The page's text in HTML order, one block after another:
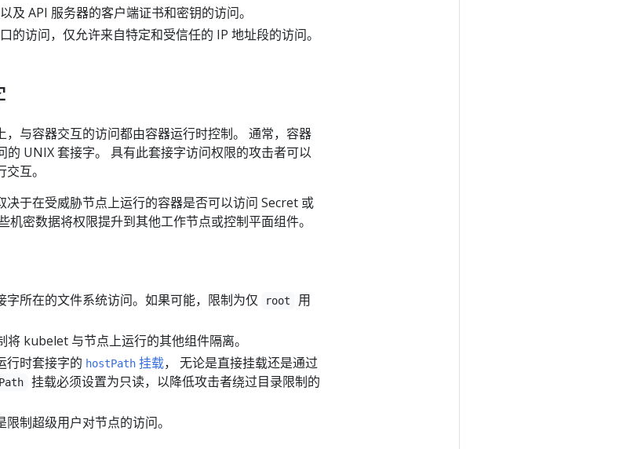
及 API 服务器的客户端证书和密钥的访问。
的访问，仅允许来自特定和受信任的 IP 地址段的访问。
与容器交互的访问都由容器运行时控制。 通常，容器
UNIX 套接字。 具有此套接字访问权限的攻击者可以
互。
于在受威胁节点上运行的容器是否可以访问 Secret 或
密数据将权限提升到其他工作节点或控制平面组件。
所在的文件系统访问。如果可能，限制为仅 root
用
kubelet 与节点上运行的其他组件隔离。
行时套接字的 hostPath 挂载， 无论是直接挂载还是通过
挂载必须设置为只读，以降低攻击者绕过目录限制的
制超级用户对节点的访问。